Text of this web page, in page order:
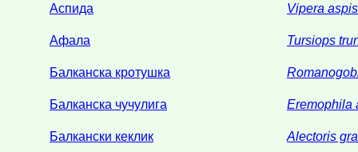
Аспида Vipera aspis
Афала Tursiops
Балканска кротушка
Балканска чучулига Eremophila
Балкански кеклик Alectoris